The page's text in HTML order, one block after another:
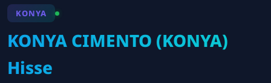
KONYA
KONYA CIMENTO (KONYA)
Hisse